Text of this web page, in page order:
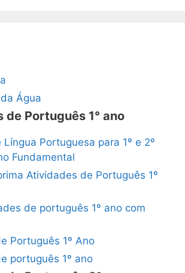
Água
de Português 1° ano
Portuguesa para 1º e 2º
Fundamental
Atividades de Português 1º
de português 1º ano com
Português 1º Ano
português 1º ano